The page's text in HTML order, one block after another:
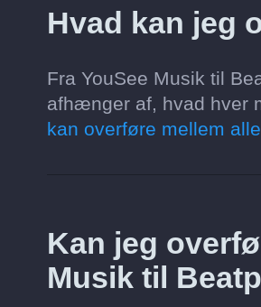
Hvad kan jeg
Fra YouSee Musik til
afhænger af, hvad hver
kan overføre mellem
Kan jeg
Musik til